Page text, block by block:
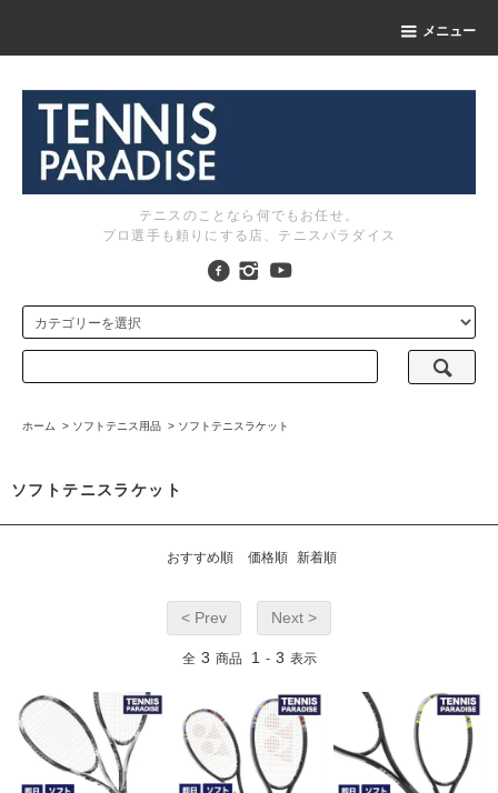
メニュー
テニスのことなら何でもお任せ。
プロ選手も頼りにする店、テニスパラダイス
ホーム > ソフトテニス用品 > ソフトテニスラケット
ソフトテニスラケット
おすすめ順 価格順 新着順
< Prev Next >
全 3 商品 1 - 3 表示